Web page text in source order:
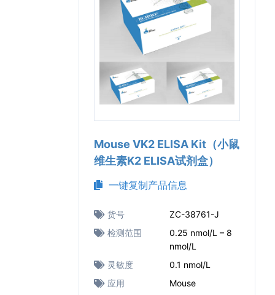
Mouse VK2 ELISA Kit（小鼠
维生素K2 ELISA试剂盒）
一键复制产品信息
货号
ZC-38761-J
检测范围
0.25 nmol/L – 8
nmol/L
灵敏度
0.1 nmol/L
应用
Mouse